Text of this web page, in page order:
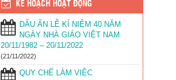
Agribank chi nhánh huyện Vĩnh
Thuận Kiên Giang II trao tập cho 22
trường nhân lễ khai giảng năm học mới
2023-2024(11/09/2023)
Đồng chí Nguyễn Văn Sạch dự lễ
khai giảng năm học mới tại huyện Vĩnh
KẾ HOẠCH HOẠT ĐỘNG
DẤU ẤN LỄ KỈ NIỆM 40 NĂM
NGÀY NHÀ GIÁO VIỆT NAM
20/11/1982 – 20/11/2022
(21/11/2022)
QUY CHẾ LÀM VIỆC